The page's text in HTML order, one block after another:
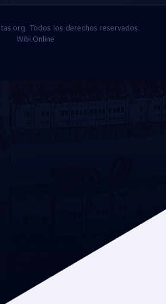
Todos los derechos reservados.
Wibi.Online